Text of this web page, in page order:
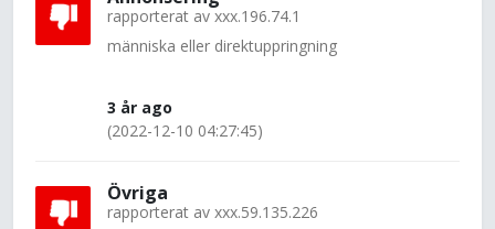
rapporterat av xxx.196.74.1
människa eller direktuppringning
3 år ago
(2022-12-10 04:27:45)
Övriga
rapporterat av xxx.59.135.226